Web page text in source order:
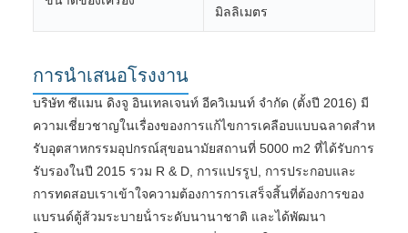
มิลลิเมตร
การนําเสนอโรงงาน
บริษัท ซีแมน ดิงจู อินเทลเจนท์ อีควิเมนท์ จํากัด (ตั้งปี 2016) มี
ความเชี่ยวชาญในเรื่องของการแก้ไขการเคลือบแบบฉลาดสําห
รับอุตสาหกรรมอุปกรณ์สุขอนามัยสถานที่ 5000 m2 ที่ได้รับการ
รับรองในปี 2015 รวม R & D, การแปรรูป, การประกอบและ
การทดสอบเราเข้าใจความต้องการการเสร็จสิ้นที่ต้องการของ
แบรนด์ตู้ส้วมระบายน้ําระดับนานาชาติ และได้พัฒนา